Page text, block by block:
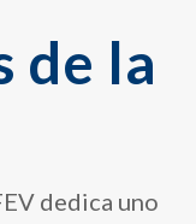
de la
dedica uno